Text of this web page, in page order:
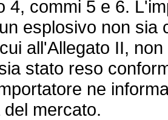
4, commi 5 e 6.
esplosivo non sia
all'Allegato II,
stato reso
ne
mercato.